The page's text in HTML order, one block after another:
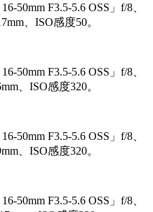
50mm F3.5-5.6 OSS」f/8、
、ISO感度50。
50mm F3.5-5.6 OSS」f/8、
、ISO感度320。
50mm F3.5-5.6 OSS」f/8、
、ISO感度320。
50mm F3.5-5.6 OSS」f/8、